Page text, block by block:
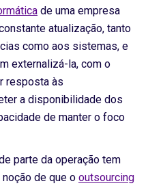
de uma empresa
atualização, tanto
como aos sistemas, e
externalizá-la, com o
resposta às
a disponibilidade dos
de manter o foco
parte da operação tem
de que o outsourcing